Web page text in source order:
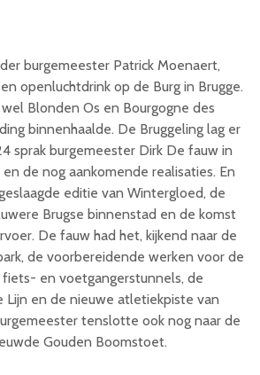
burgemeester Patrick Moenaert,
openluchtdrink op de Burg in Brugge.
Blonden Os en Bourgogne des
binnenhaalde. De Bruggeling lag er
sprak burgemeester Dirk De fauw in
de nog aankomende realisaties. En
editie van Wintergloed, de
Brugse binnenstad en de komst
De fauw had het, kijkend naar de
de voorbereidende werken voor de
en voetgangerstunnels, de
en de nieuwe atletiekpiste van
tenslotte ook nog naar de
Gouden Boomstoet.